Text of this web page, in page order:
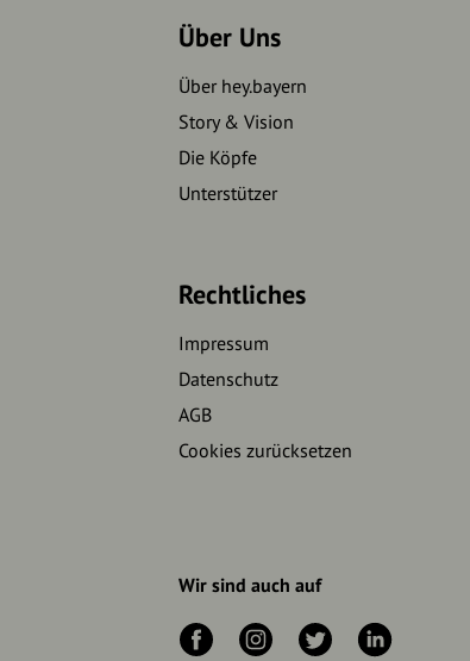
Über Uns
Über hey.bayern
Story & Vision
Die Köpfe
Unterstützer
Rechtliches
Impressum
Datenschutz
AGB
Cookies zurücksetzen
Wir sind auch auf